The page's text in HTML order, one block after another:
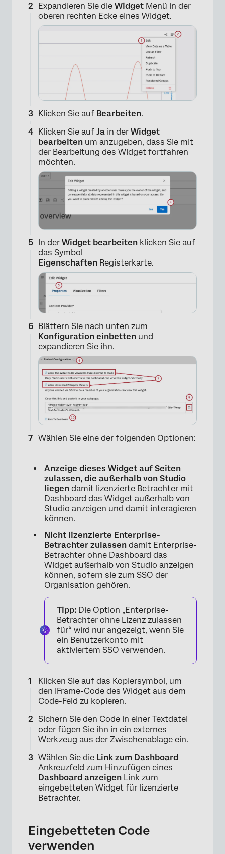
Expandieren Sie die Widget Menü in der
oberen rechten Ecke eines Widget.
×
Klicken Sie auf Bearbeiten.
Klicken Sie auf Ja in der Widget
bearbeiten um anzugeben, dass Sie mit
der Bearbeitung des Widget fortfahren
möchten.
In der Widget bearbeiten klicken Sie auf
das Symbol
Eigenschaften Registerkarte.
×
Blättern Sie nach unten zum
Konfiguration einbetten und
expandieren Sie ihn.
Wählen Sie eine der folgenden Optionen:
Anzeige dieses Widget auf Seiten
zulassen, die außerhalb von Studio
liegen damit lizenzierte Betrachter mit
Dashboard das Widget außerhalb von
Studio anzeigen und damit interagieren
können.
Nicht lizenzierte Enterprise-
Betrachter zulassen damit Enterprise-
Betrachter ohne Dashboard das
Widget außerhalb von Studio anzeigen
können, sofern sie zum SSO der
Organisation gehören.
Tipp: Die Option „Enterprise-
Betrachter ohne Lizenz zulassen
für“ wird nur angezeigt, wenn Sie
ein Benutzerkonto mit
aktiviertem SSO verwenden.
Klicken Sie auf das Kopiersymbol, um
den iFrame-Code des Widget aus dem
Code-Feld zu kopieren.
Sichern Sie den Code in einer Textdatei
oder fügen Sie ihn in ein externes
Werkzeug aus der Zwischenablage ein.
Wählen Sie die Link zum Dashboard
Ankreuzfeld zum Hinzufügen eines
Dashboard anzeigen Link zum
eingebetteten Widget für lizenzierte
Betrachter.
Eingebetteten Code
verwenden